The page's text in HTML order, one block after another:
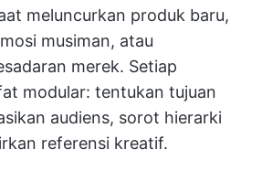
meluncurkan produk baru,
musiman, atau
merek. Setiap
modular: tentukan tujuan
audiens, sorot hierarki
referensi kreatif.